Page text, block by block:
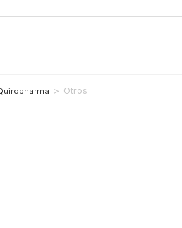
> Otros